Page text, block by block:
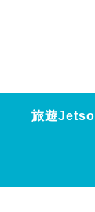
旅遊Jetso